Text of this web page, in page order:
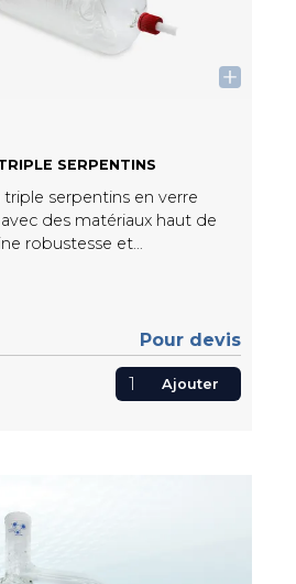
SERPENTINS
triple serpentins en verre
des matériaux haut de
robustesse et
Pour devis
Ajouter